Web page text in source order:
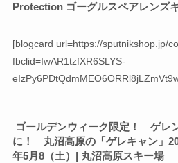
Protection ゴーグルスペアレンズ
[blogcard url=https://sputnikshop.jp/
fbclid=IwAR1tzfXR6SLYS-
ゴールデンウィーク限定！ ゲレ
に！ 丸沼高原の「ゲレキャン」
年5月8（土）| 丸沼高原スキー場